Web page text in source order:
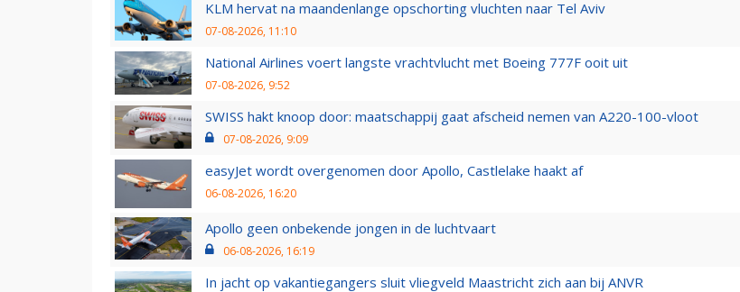
KLM hervat na maandenlange opschorting vluchten naar Tel Aviv
07-08-2026, 11:10
National Airlines voert langste vrachtvlucht met Boeing 777F ooit uit
07-08-2026, 9:52
SWISS hakt knoop door: maatschappij gaat afscheid nemen van A220-100-vloot
07-08-2026, 9:09
easyJet wordt overgenomen door Apollo, Castlelake haakt af
06-08-2026, 16:20
Apollo geen onbekende jongen in de luchtvaart
06-08-2026, 16:19
In jacht op vakantiegangers sluit vliegveld Maastricht zich aan bij ANVR